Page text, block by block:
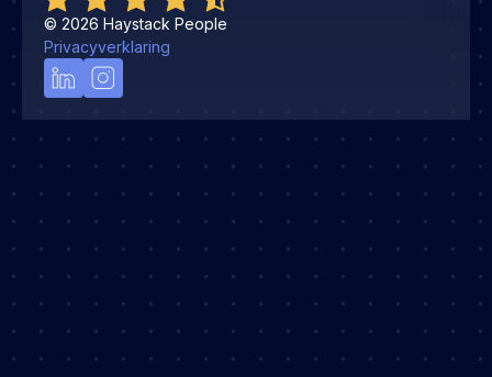
© 2026 Haystack People
Privacyverklaring